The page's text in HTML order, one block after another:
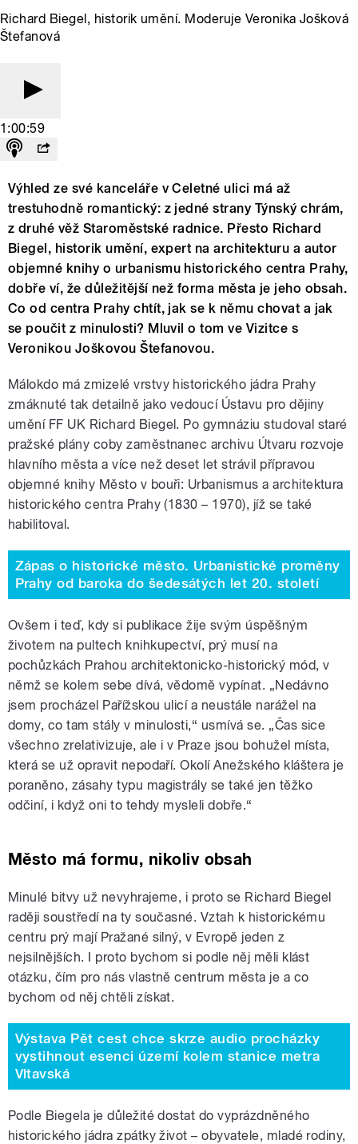
Richard Biegel, historik umění. Moderuje Veronika Jošková
Štefanová
1:00:59
Výhled ze své kanceláře v Celetné ulici má až
trestuhodně romantický: z jedné strany Týnský chrám,
z druhé věž Staroměstské radnice. Přesto Richard
Biegel, historik umění, expert na architekturu a autor
objemné knihy o urbanismu historického centra Prahy,
dobře ví, že důležitější než forma města je jeho obsah.
Co od centra Prahy chtít, jak se k němu chovat a jak
se poučit z minulosti? Mluvil o tom ve Vizitce s
Veronikou Joškovou Štefanovou.
Málokdo má zmizelé vrstvy historického jádra Prahy
zmáknuté tak detailně jako vedoucí Ústavu pro dějiny
umění FF UK Richard Biegel. Po gymnáziu studoval staré
pražské plány coby zaměstnanec archivu Útvaru rozvoje
hlavního města a více než deset let strávil přípravou
objemné knihy Město v bouři: Urbanismus a architektura
historického centra Prahy (1830 – 1970), jíž se také
habilitoval.
Zápas o historické město. Urbanistické proměny
Prahy od baroka do šedesátých let 20. století
Ovšem i teď, kdy si publikace žije svým úspěšným
životem na pultech knihkupectví, prý musí na
pochůzkách Prahou architektonicko-historický mód, v
němž se kolem sebe dívá, vědomě vypínat. „Nedávno
jsem procházel Pařížskou ulicí a neustále narážel na
domy, co tam stály v minulosti,“ usmívá se. „Čas sice
všechno zrelativizuje, ale i v Praze jsou bohužel místa,
která se už opravit nepodaří. Okolí Anežského kláštera je
poraněno, zásahy typu magistrály se také jen těžko
odčiní, i když oni to tehdy mysleli dobře.“
Město má formu, nikoliv obsah
Minulé bitvy už nevyhrajeme, i proto se Richard Biegel
raději soustředí na ty současné. Vztah k historickému
centru prý mají Pražané silný, v Evropě jeden z
nejsilnějších. I proto bychom si podle něj měli klást
otázku, čím pro nás vlastně centrum města je a co
bychom od něj chtěli získat.
Výstava Pět cest chce skrze audio procházky
vystihnout esenci území kolem stanice metra
Vltavská
Podle Biegela je důležité dostat do vyprázdněného
historického jádra zpátky život – obyvatele, mladé rodiny,